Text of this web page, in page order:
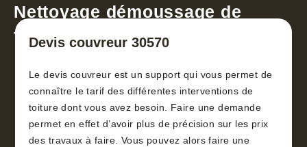
Nettoyage démoussage de
toiture 30
Devis couvreur 30570
Le devis couvreur est un support qui vous permet de
connaître le tarif des différentes interventions de
toiture dont vous avez besoin. Faire une demande
permet en effet d’avoir plus de précision sur les prix
des travaux à faire. Vous pouvez alors faire une